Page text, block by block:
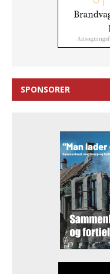
SPONSORER